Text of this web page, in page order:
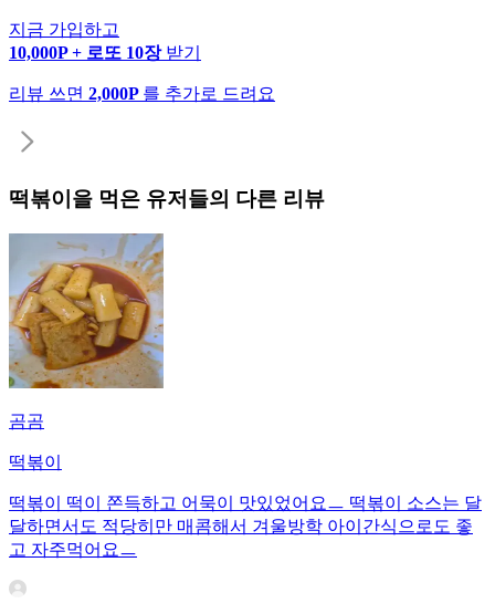
지금 가입하고
10,000P + 로또 10장 받기
리뷰 쓰면 2,000P 를 추가로 드려요
떡볶이 을 먹은 유저들의 다른 리뷰
곰곰
떡볶이
떡볶이 떡이 쫀득하고 어묵이 맛있었어요ㅡ 떡볶이 소스는 달
달하면서도 적당히만 매콤해서 겨울방학 아이간식으로도 좋
고 자주먹어요ㅡ